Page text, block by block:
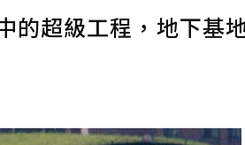
的超級工程，地下基